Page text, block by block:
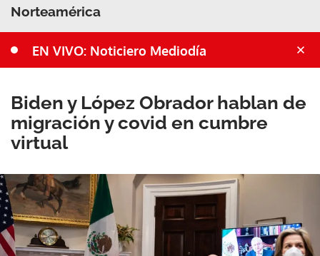
Norteamérica
EN VIVO: Noticiero Mediodía
Biden y López Obrador hablan de
migración y covid en cumbre
virtual